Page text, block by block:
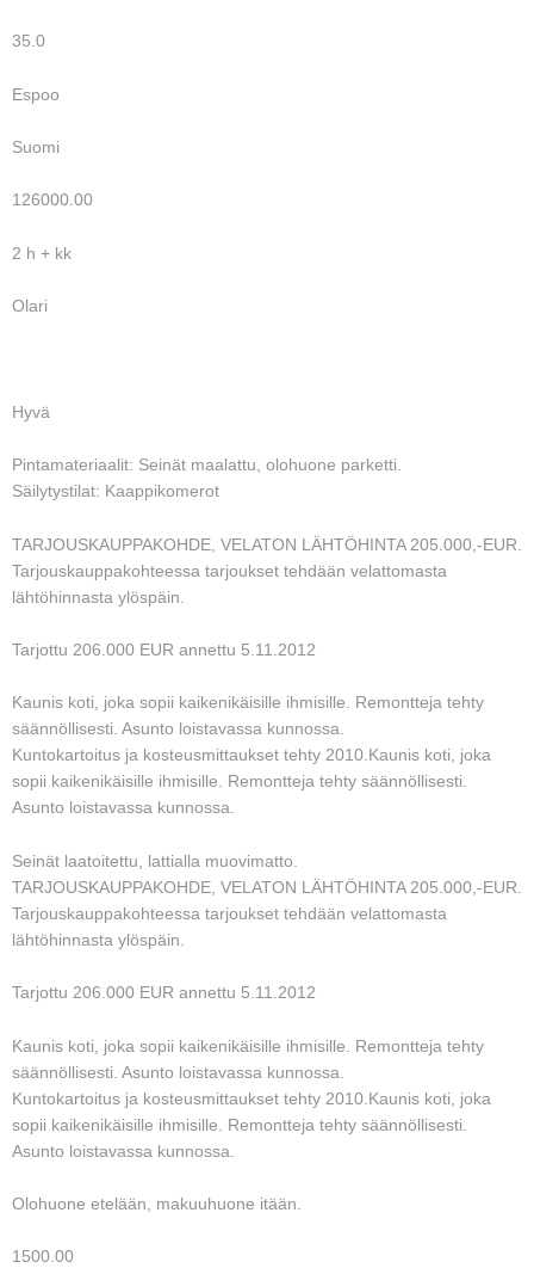
35.0
Espoo
Suomi
126000.00
2 h + kk
Olari
Hyvä
Pintamateriaalit: Seinät maalattu, olohuone parketti.
Säilytystilat: Kaappikomerot
TARJOUSKAUPPAKOHDE, VELATON LÄHTÖHINTA 205.000,-EUR.
Tarjouskauppakohteessa tarjoukset tehdään velattomasta
lähtöhinnasta ylöspäin.
Tarjottu 206.000 EUR annettu 5.11.2012
Kaunis koti, joka sopii kaikenikäisille ihmisille. Remontteja tehty
säännöllisesti. Asunto loistavassa kunnossa.
Kuntokartoitus ja kosteusmittaukset tehty 2010.Kaunis koti, joka
sopii kaikenikäisille ihmisille. Remontteja tehty säännöllisesti.
Asunto loistavassa kunnossa.
Seinät laatoitettu, lattialla muovimatto.
TARJOUSKAUPPAKOHDE, VELATON LÄHTÖHINTA 205.000,-EUR.
Tarjouskauppakohteessa tarjoukset tehdään velattomasta
lähtöhinnasta ylöspäin.
Tarjottu 206.000 EUR annettu 5.11.2012
Kaunis koti, joka sopii kaikenikäisille ihmisille. Remontteja tehty
säännöllisesti. Asunto loistavassa kunnossa.
Kuntokartoitus ja kosteusmittaukset tehty 2010.Kaunis koti, joka
sopii kaikenikäisille ihmisille. Remontteja tehty säännöllisesti.
Asunto loistavassa kunnossa.
Olohuone etelään, makuuhuone itään.
1500.00